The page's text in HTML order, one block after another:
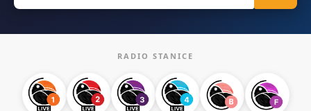
RADIO STANICE